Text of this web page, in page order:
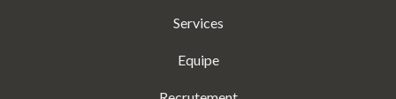
Services
Equipe